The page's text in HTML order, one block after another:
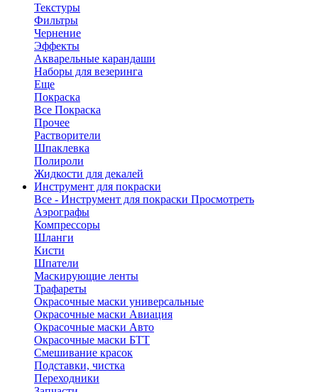
Текстуры
Фильтры
Чернение
Эффекты
Акварельные карандаши
Наборы для везеринга
Еще
Покраска
Все Покраска
Прочее
Растворители
Шпаклевка
Полироли
Жидкости для декалей
Инструмент для покраски
Все - Инструмент для покраски Просмотреть
Аэрографы
Компрессоры
Шланги
Кисти
Шпатели
Маскирующие ленты
Трафареты
Окрасочные маски универсальные
Окрасочные маски Авиация
Окрасочные маски Авто
Окрасочные маски БТТ
Смешивание красок
Подставки, чистка
Переходники